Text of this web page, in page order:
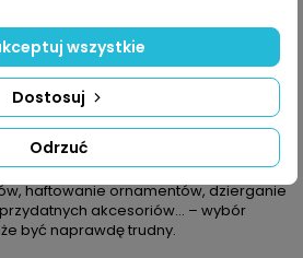
namawiamy do nauczenia się czegoś
aplikacje z wolnej ręki – kto raz
wolności tworzenia, na pewno
projekcie.
jest już znane, zmienia się na lepsze
pod innym kątem na kolor i splot.
haftowanie ornamentów, dzierganie
akcesoriów... – wybór
być naprawdę trudny.
Odrzuć
Dostosuj
wszystkie